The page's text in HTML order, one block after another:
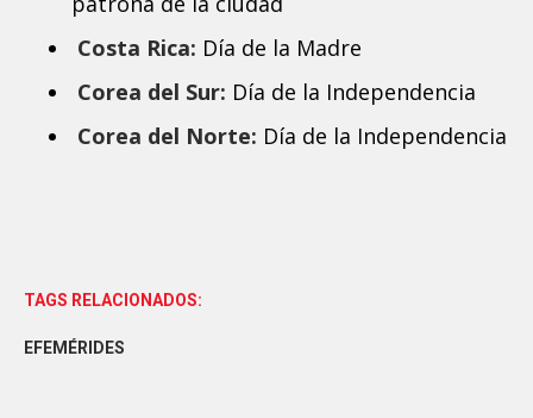
Costa Rica: Día de la Madre
Corea del Sur: Día de la Independencia
Corea del Norte: Día de la Independencia
TAGS RELACIONADOS:
EFEMÉRIDES